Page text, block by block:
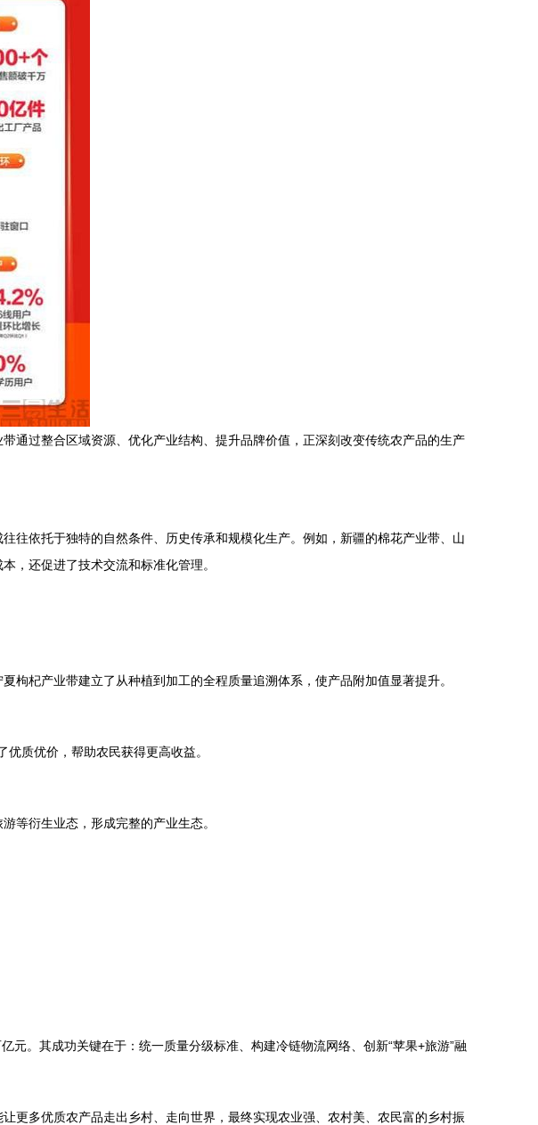
通过整合区域资源、优化产业结构、提升品牌价值，正深刻改变传统农产品的生产
往依托于独特的自然条件、历史传承和规模化生产。例如，新疆的棉花产业带、山
，还促进了技术交流和标准化管理。
杞产业带建立了从种植到加工的全程质量追溯体系，使产品附加值显著提升。
质优价，帮助农民获得更高收益。
等衍生业态，形成完整的产业生态。
元。其成功关键在于：统一质量分级标准、构建冷链物流网络、创新“苹果+旅游”融
更多优质农产品走出乡村、走向世界，最终实现农业强、农村美、农民富的乡村振